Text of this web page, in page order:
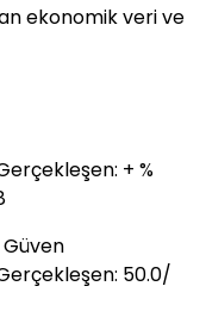
ekonomik veri ve
+ %
50.0/